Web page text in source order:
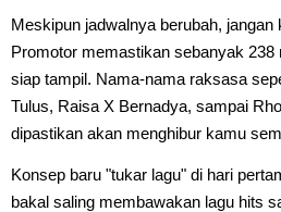
Meskipun jadwalnya berubah, jangan
Promotor memastikan sebanyak 238
siap tampil. Nama-nama raksasa
Tulus, Raisa X Bernadya, sampai
dipastikan akan menghibur kamu
Konsep baru "tukar lagu" di hari
bakal saling membawakan lagu hits